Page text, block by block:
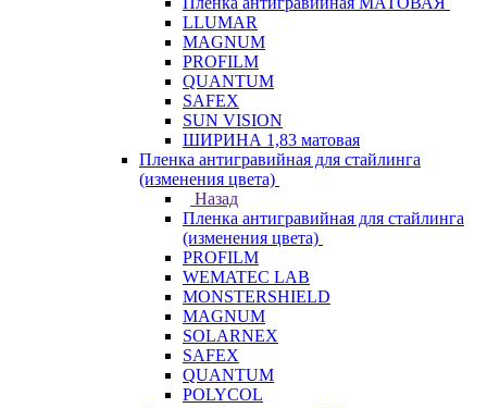
LLUMAR
MAGNUM
PROFILM
QUANTUM
SAFEX
SUN VISION
ШИРИНА 1,83 матовая
Пленка антигравийная для стайлинга
(изменения цвета)
Назад
Пленка антигравийная для стайлинга
(изменения цвета)
PROFILM
WEMATEC LAB
MONSTERSHIELD
MAGNUM
SOLARNEX
SAFEX
QUANTUM
POLYCOL